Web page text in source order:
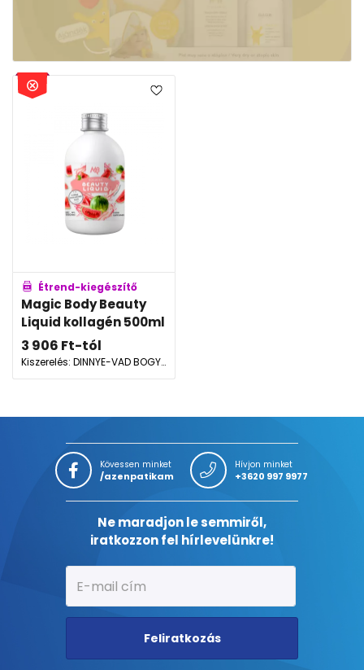
Étrend-kiegészítő
Magic Body Beauty
Liquid kollagén 500ml
3 906 Ft-tól
Kiszerelés: DINNYE-VAD BOGYÓ
Kövessen minket
/azenpatikam
Hívjon minket
+3620 997 9977
Ne maradjon le semmiről,
iratkozzon fel hírlevelünkre!
Feliratkozás